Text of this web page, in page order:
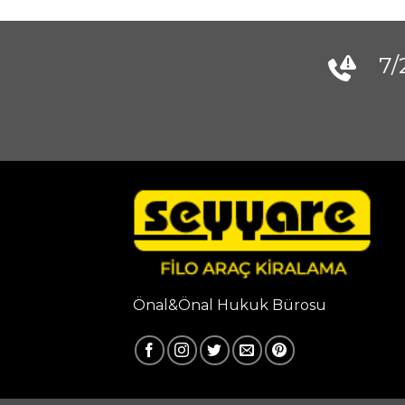
7/
Önal&Önal Hukuk Bürosu